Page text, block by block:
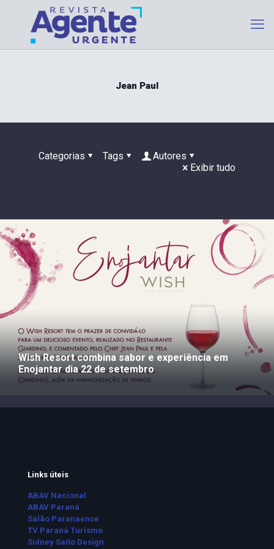
Jean Paul
Categorias Tags
Autores
Exibir tudo
Wish Resort combina sabor e experiência em
Enojantar dia 22 de setembro
Links úteis
ABAV Nacional
ABAV Paraná
Salão Paranaense
TV Paraná Turismo
Sidney Saito Design